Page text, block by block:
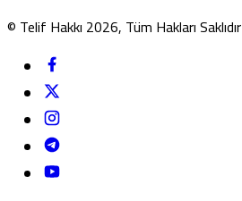
© Telif Hakkı 2026, Tüm Hakları Saklıdır